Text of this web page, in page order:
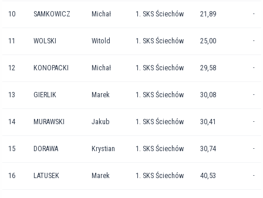
10 SAMKOWICZ Michał 1. SKS Ściechów 21,89 -
11 WOLSKI Witold 1. SKS Ściechów 25,00 -
12 KONOPACKI Michał 1. SKS Ściechów 29,58 -
13 GIERLIK Marek 1. SKS Ściechów 30,08 -
14 MURAWSKI Jakub 1. SKS Ściechów 30,41 -
15 DORAWA Krystian 1. SKS Ściechów 30,74 -
16 LATUSEK Marek 1. SKS Ściechów 40,53 -